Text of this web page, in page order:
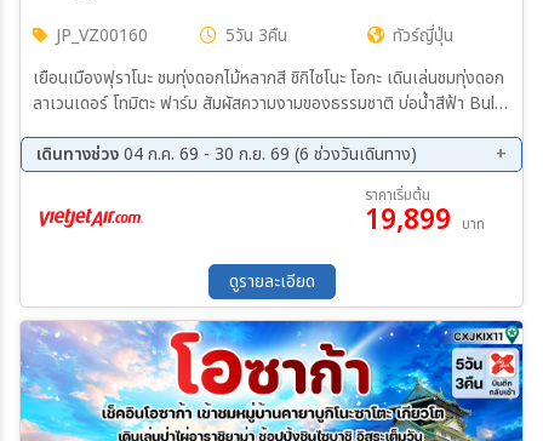
JP_VZ00160 5วัน 3คืน
ทัวร์ญี่ปุ่น
เยือนเมืองฟุราโนะ ชมทุ่งดอกไม้หลากสี ชิกิไซโนะ โอกะ เดินเล่นชมทุ่งดอก
ลาเวนเดอร์ โทมิตะ ฟาร์ม สัมผัสความงามของธรรมชาติ บ่อน้ำสีฟ้า Bule
จิ ซูซูกิโนะ อิสระช้อปปิ้ง 1 วันเต็ม มีไกด์แนะนำให้ข้อมูล เมนูพิเศษ บุฟเฟ่ต์
สไตล์ญี่ปุ่น พักโรงแรม เมืองอาซากิกาว่า 1 คืน / พักเมืองซัปโปโร 2 คืน
แช่ออนเซ็น 3 คืน บินมืด - กลับเช้า (น้ำหนัก 20กก./ท่าน)
เดินทางช่วง04 ก.ค. 69 - 30 ก.ย. 69 (6 ช่วงวันเดินทาง)
22 ส.ค. 69 - 26 ส.ค. 69
29 ส.ค. 69 - 02 ก.ย. 69
05 ก.ย. 69 - 09 ก.ย. 69
26 ก.ย. 69 - 30 ก.ย. 69
ราคาเริ่มต้น
19,899 บาท
ดูรายละเอียด